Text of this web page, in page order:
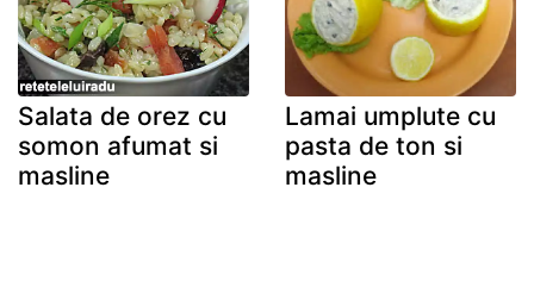
Salata de orez cu
somon afumat si
masline
Lamai umplute cu
pasta de ton si
masline